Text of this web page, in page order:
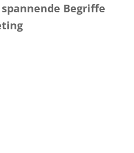
Begriffe